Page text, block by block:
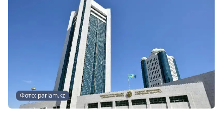
Фото: parlam.kz